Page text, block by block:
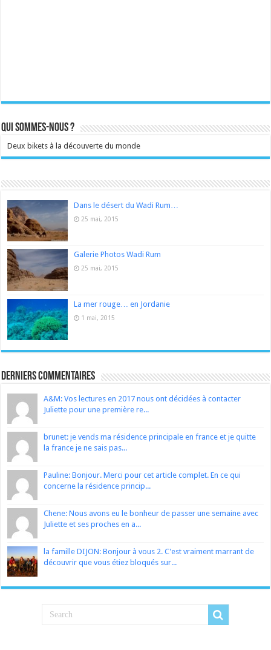
Qui sommes-nous ?
Deux bikets à la découverte du monde
Dans le désert du Wadi Rum…
25 mai, 2015
Galerie Photos Wadi Rum
25 mai, 2015
La mer rouge… en Jordanie
1 mai, 2015
Derniers Commentaires
A&M: Vos lectures en 2017 nous ont décidées à contacter
Juliette pour une première re...
brunet: je vends ma résidence principale en france et je quitte
la france je ne sais pas...
Pauline: Bonjour. Merci pour cet article complet. En ce qui
concerne la résidence princip...
Chene: Nous avons eu le bonheur de passer une semaine avec
Juliette et ses proches en a...
la famille DIJON: Bonjour à vous 2. C'est vraiment marrant de
découvrir que vous étiez bloqués sur...